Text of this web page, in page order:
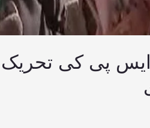
پی کی تحریک